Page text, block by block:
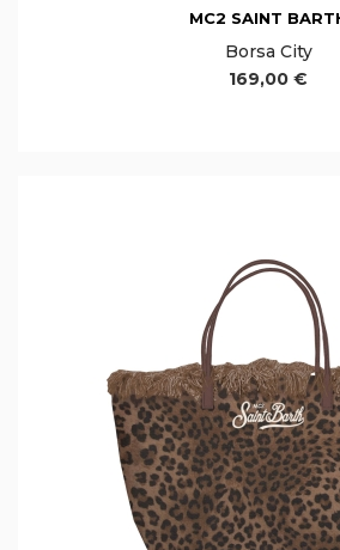
MC2 SAINT
Borsa City
169,00 €